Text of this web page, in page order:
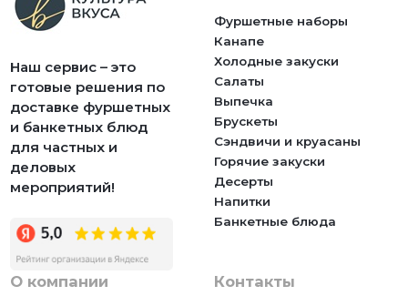
Наш сервис – это
готовые решения по
доставке фуршетных
и банкетных блюд
для частных и
деловых
мероприятий!
Фуршетные наборы
Канапе
Холодные закуски
Салаты
Выпечка
Брускеты
Сэндвичи и круасаны
Горячие закуски
Десерты
Напитки
Банкетные блюда
О компании
Контакты